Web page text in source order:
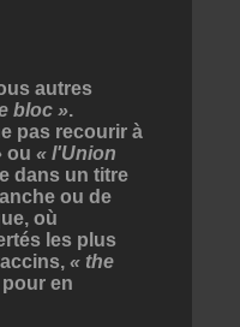
autres
bloc ».
pas recourir à
ou « l'Union
dans un titre
ou de
où
les plus
« the
en